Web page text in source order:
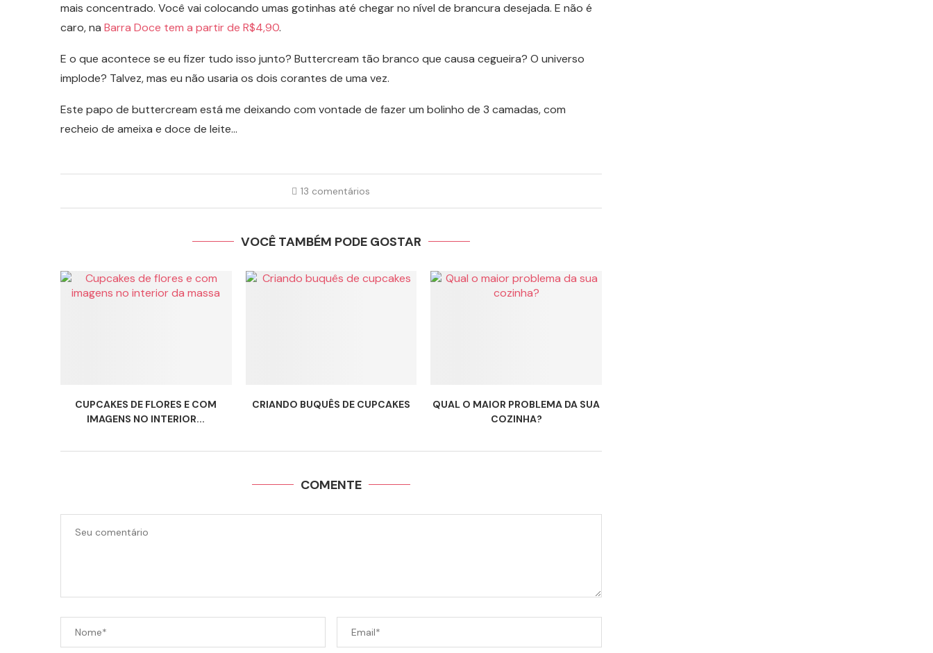
mais concentrado. Você vai colocando umas gotinhas até chegar no nível de brancura desejada. E não é
caro, na Barra Doce tem a partir de R$4,90.
E o que acontece se eu fizer tudo isso junto? Buttercream tão branco que causa cegueira? O universo
implode? Talvez, mas eu não usaria os dois corantes de uma vez.
Este papo de buttercream está me deixando com vontade de fazer um bolinho de 3 camadas, com
recheio de ameixa e doce de leite…
13 comentários
VOCÊ TAMBÉM PODE GOSTAR
CUPCAKES DE FLORES E COM
IMAGENS NO INTERIOR...
CRIANDO BUQUÊS DE CUPCAKES
QUAL O MAIOR PROBLEMA DA SUA
COZINHA?
COMENTE